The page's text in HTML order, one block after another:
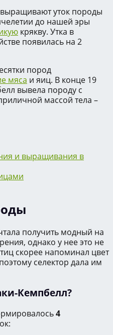
уток породы
до нашей эры
крякву. Утка в
появилась на 2
пород
мяса и яиц. В конце 19
вывела породу с
массой тела –
и выращивания в
получить модный на
однако у нее это не
скорее напоминал цвет
селектор дала им
Кемпбелл?
4